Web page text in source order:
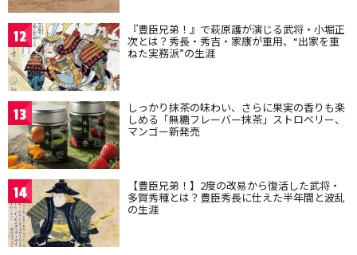
12 『豊臣兄弟！』で萩原護が演じる武将・小堀正
次とは？秀長・秀吉・家康が重用、“出家を重
ねた実務派”の生涯
13 しっかり抹茶の味わい、さらに果実の香りも楽
しめる「無糖フレーバー抹茶」ストロベリー、
マンゴー新発売
14 【豊臣兄弟！】2度の改易から復活した武将・
多賀秀種とは？豊臣秀長に仕えた半年間と波乱
の生涯